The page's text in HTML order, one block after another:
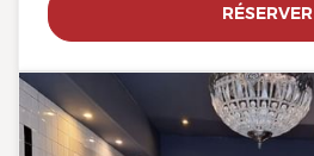
RÉSERVER